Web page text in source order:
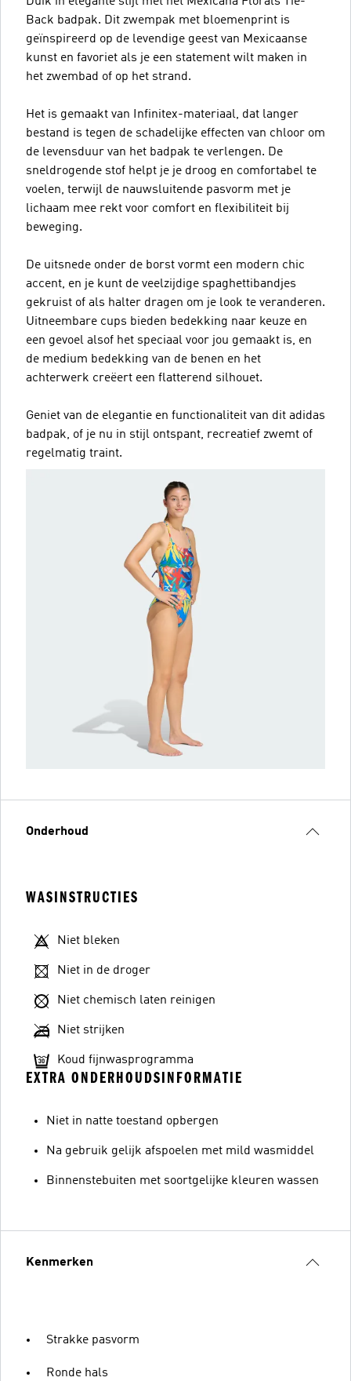
Back badpak. Dit zwempak met bloemenprint is
geïnspireerd op de levendige geest van Mexicaanse
kunst en favoriet als je een statement wilt maken in
het zwembad of op het strand.
Het is gemaakt van Infinitex-materiaal, dat langer
bestand is tegen de schadelijke effecten van chloor om
de levensduur van het badpak te verlengen. De
sneldrogende stof helpt je je droog en comfortabel te
voelen, terwijl de nauwsluitende pasvorm met je
lichaam mee rekt voor comfort en flexibiliteit bij
beweging.
De uitsnede onder de borst vormt een modern chic
accent, en je kunt de veelzijdige spaghettibandjes
gekruist of als halter dragen om je look te veranderen.
Uitneembare cups bieden bedekking naar keuze en
een gevoel alsof het speciaal voor jou gemaakt is, en
de medium bedekking van de benen en het
achterwerk creëert een flatterend silhouet.
Geniet van de elegantie en functionaliteit van dit adidas
badpak, of je nu in stijl ontspant, recreatief zwemt of
regelmatig traint.
Onderhoud
WASINSTRUCTIES
Niet bleken
Niet in de droger
Niet chemisch laten reinigen
Niet strijken
Koud fijnwasprogramma
EXTRA ONDERHOUDSINFORMATIE
Niet in natte toestand opbergen
Na gebruik gelijk afspoelen met mild wasmiddel
Binnenstebuiten met soortgelijke kleuren wassen
Kenmerken
Strakke pasvorm
Ronde hals